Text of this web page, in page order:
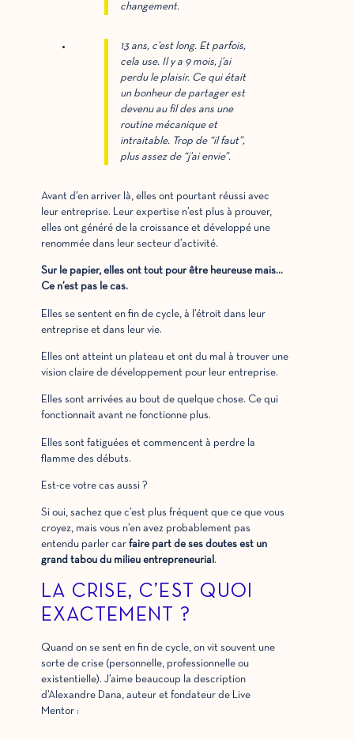
changement.
13 ans, c’est long. Et parfois,
cela use. Il y a 9 mois, j’ai
perdu le plaisir. Ce qui était
un bonheur de partager est
devenu au fil des ans une
routine mécanique et
intraitable. Trop de “il faut”,
plus assez de “j’ai envie”.
Avant d’en arriver là, elles ont pourtant réussi avec
leur entreprise. Leur expertise n’est plus à prouver,
elles ont généré de la croissance et développé une
renommée dans leur secteur d’activité.
Sur le papier, elles ont tout pour être heureuse mais…
Ce n’est pas le cas.
Elles se sentent en fin de cycle, à l’étroit dans leur
entreprise et dans leur vie.
Elles ont atteint un plateau et ont du mal à trouver une
vision claire de développement pour leur entreprise.
Elles sont arrivées au bout de quelque chose. Ce qui
fonctionnait avant ne fonctionne plus.
Elles sont fatiguées et commencent à perdre la
flamme des débuts.
Est-ce votre cas aussi ?
Si oui, sachez que c’est plus fréquent que ce que vous
croyez, mais vous n’en avez probablement pas
entendu parler car faire part de ses doutes est un
grand tabou du milieu entrepreneurial .
LA CRISE, C’EST QUOI
EXACTEMENT ?
Quand on se sent en fin de cycle, on vit souvent une
sorte de crise (personnelle, professionnelle ou
existentielle). J’aime beaucoup la description
d’Alexandre Dana, auteur et fondateur de Live
Mentor :